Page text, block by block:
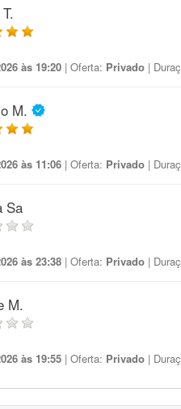
às 19:20 | Oferta: Privado |
M.
às 11:06 | Oferta: Privado |
Sa
às 23:38 | Oferta: Privado |
M.
às 19:55 | Oferta: Privado |